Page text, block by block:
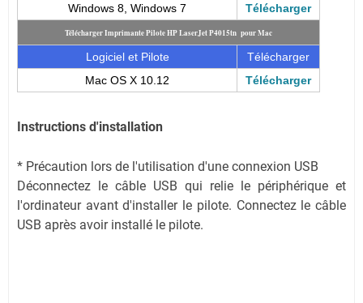
Windows 8, Windows 7
Télécharger
Télécharger Imprimante Pilote HP LaserJet P4015tn pour Mac
Logiciel et Pilote
Télécharger
Mac OS X 10.12
Télécharger
Instructions d'installation
* Précaution lors de l'utilisation d'une connexion USB
Déconnectez le câble USB qui relie le périphérique et
l'ordinateur avant d'installer le pilote. Connectez le câble
USB après avoir installé le pilote.